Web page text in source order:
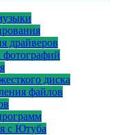
драйверов
диска
файлов
с Ютуба